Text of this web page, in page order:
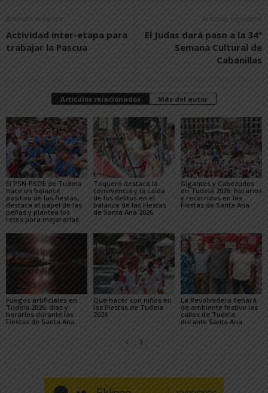
Artículo anterior
Actividad inter-etapa para
trabajar la Pascua
Artículo siguiente
El Judas dará paso a la 34ª
Semana Cultural de
Cabanillas
Artículos relacionados Más del autor
El PSN-PSOE de Tudela
hace un balance
positivo de las fiestas,
destaca el papel de las
peñas y plantea los
retos para mejorarlas
Toquero destaca la
convivencia y la caída
de los delitos en el
balance de las Fiestas
de Santa Ana 2026
Gigantes y Cabezudos
en Tudela 2026: horarios
y recorridos en las
Fiestas de Santa Ana
Fuegos artificiales en
Tudela 2026: días y
horarios durante las
Fiestas de Santa Ana
Qué hacer con niños en
las Fiestas de Tudela
2026
La Revolvedera llenará
de ambiente festivo las
calles de Tudela
durante Santa Ana